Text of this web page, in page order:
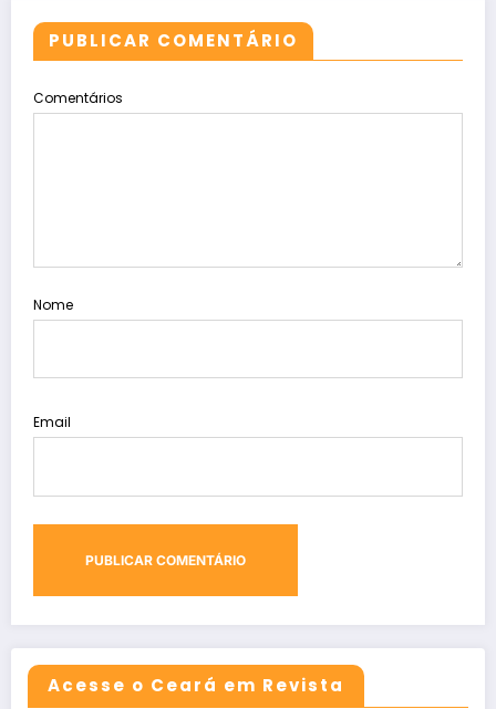
PUBLICAR COMENTÁRIO
Comentários
Nome
Email
Acesse o Ceará em Revista